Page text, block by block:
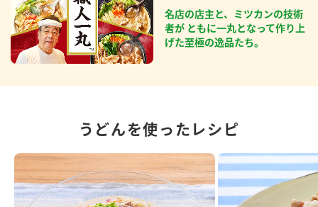
名店の店主と、ミツカンの技術
者が ともに一丸となって作り上
げた至極の逸品たち。
うどんを使ったレシピ